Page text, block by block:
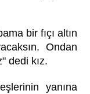
bir fıçı altın
Ondan
dedi kız.
yanına